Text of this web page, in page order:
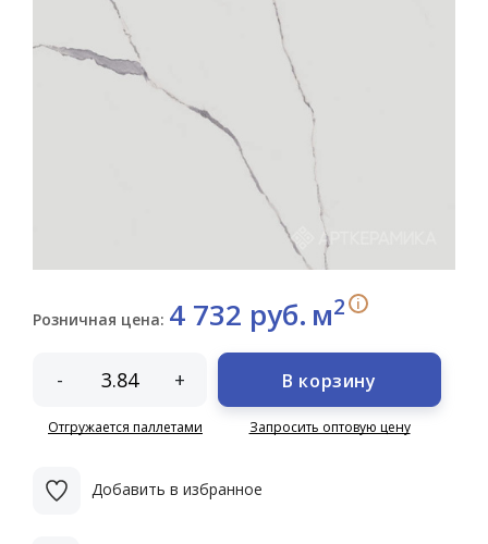
Розничная цена: 4 732 руб. м2 i
- +
Отгружается паллетами
В корзину
Запросить оптовую цену
Добавить в избранное